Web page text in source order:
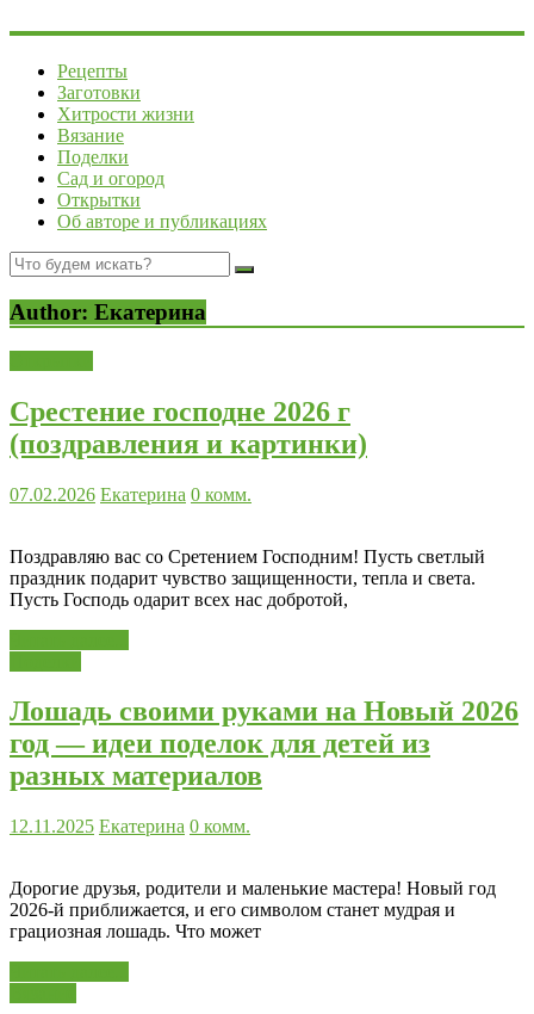
Рецепты
Заготовки
Хитрости жизни
Вязание
Поделки
Сад и огород
Открытки
Об авторе и публикациях
Author: Екатерина
Срестение господне 2026 г
(поздравления и картинки)
07.02.2026 Екатерина 0 комм.
Поздравляю вас со Сретением Господним! Пусть светлый
праздник подарит чувство защищенности, тепла и света.
Пусть Господь одарит всех нас добротой,
Лошадь своими руками на Новый 2026
год — идеи поделок для детей из
разных материалов
12.11.2025 Екатерина 0 комм.
Дорогие друзья, родители и маленькие мастера! Новый год
2026-й приближается, и его символом станет мудрая и
грациозная лошадь. Что может